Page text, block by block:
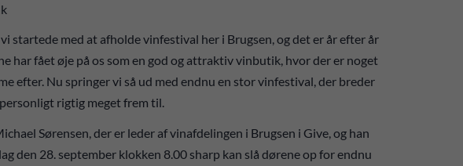
startede med at afholde vinfestival her i Brugsen, og det er år efter år
har fået øje på os som en god og attraktiv vinbutik, hvor der er noget
efter. Nu springer vi så ud med endnu en stor vinfestival, der breder
rigtig meget frem til.
Sørensen, der er leder af vinafdelingen i Brugsen i Give, og han
den 28. september klokken 8.00 sharp kan slå dørene op for endnu